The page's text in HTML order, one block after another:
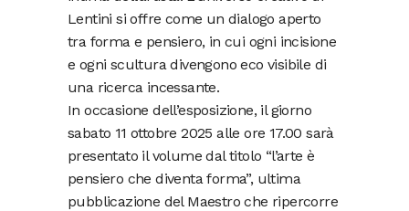
Lentini si offre come un dialogo aperto
tra forma e pensiero, in cui ogni incisione
e ogni scultura divengono eco visibile di
una ricerca incessante.
In occasione dell’esposizione, il giorno
sabato 11 ottobre 2025 alle ore 17.00 sarà
presentato il volume dal titolo “l’arte è
pensiero che diventa forma”, ultima
pubblicazione del Maestro che ripercorre